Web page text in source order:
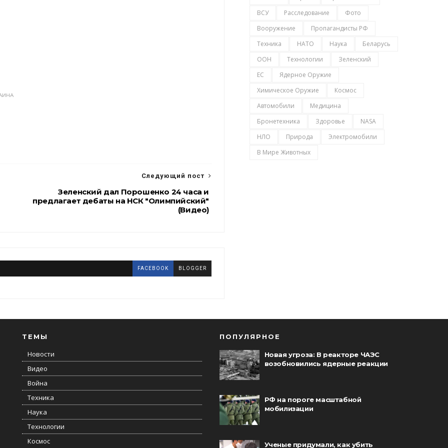
Следующий пост
Зеленский дал Порошенко 24 часа и
предлагает дебаты на НСК "Олимпийский"
(Видео)
FACEBOOK BLOGGER
ВСУ
Расследование
Фото
Вооружение
Пропагандисты РФ
Техника
НАТО Наука
Беларусь
ООН
Технологии
Зеленский
ЕС
Ядерное Оружие
Химическое Оружие
Космос
Автомобили
Медицина
Бронетехника
Здоровье
NASA
НЛО
Природа
Электромобили
В Мире Животных
ТЕМЫ
Новости
Видео
Война
Техника
Наука
Технологии
Космос
ПОПУЛЯРНОЕ
Новая угроза: В реакторе ЧАЭС
возобновились ядерные реакции
РФ на пороге масштабной
мобилизации
Ученые придумали, как убить